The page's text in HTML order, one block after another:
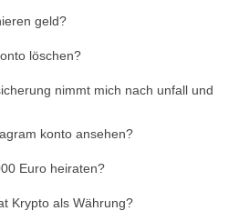
geld?
löschen?
nimmt mich nach unfall und
konto ansehen?
Euro heiraten?
Krypto als Währung?